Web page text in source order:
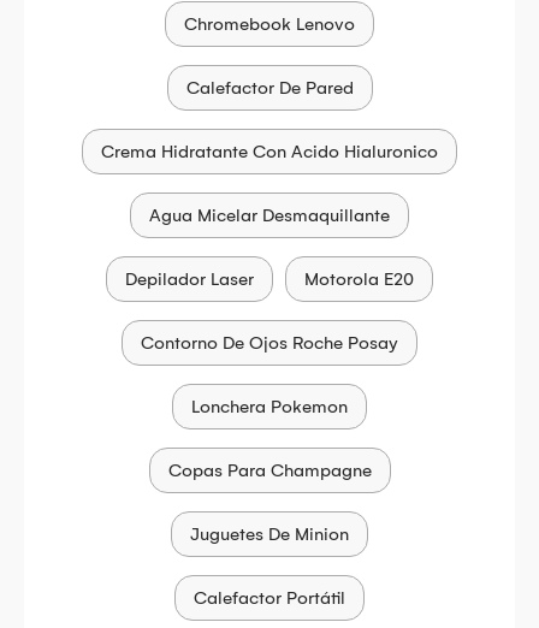
Chromebook Lenovo
Calefactor De Pared
Crema Hidratante Con Acido Hialuronico
Agua Micelar Desmaquillante
Depilador Laser Motorola E20
Contorno De Ojos Roche Posay
Lonchera Pokemon
Copas Para Champagne
Juguetes De Minion
Calefactor Portátil